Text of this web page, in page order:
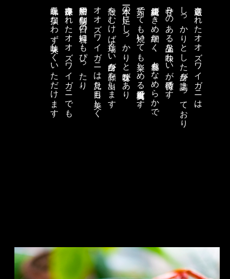
厳選されたオオズワイガニは、
しっかりとした身が詰まっており
甘みのある上品な味わいが特徴です。
繊維質がきめ細かく、食感もなめらかで、
茹でても焼いても楽しめる高級食材です。
一本一本の足にしっかりと旨味があり
殻をむけば瑞々しい白身が顔を出します
オオズワイガニは見た目も美しく
贈答用や特別な日の料理にもぴったり。
冷凍保存されたオオズワイガニでも
風味を損なわず美味しくいただけます